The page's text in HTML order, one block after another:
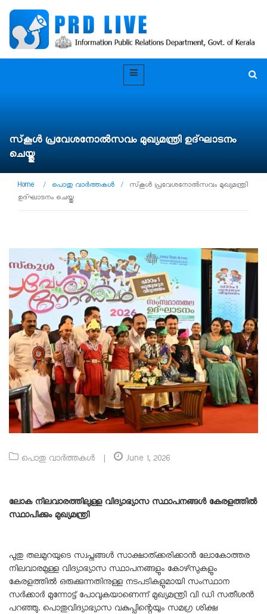
സ്‌കൂൾ പ്രവേശനോൽസവം മുഖ്യമന്ത്രി ഉദ്ഘാടനം
ചെയ്തു
Home / പൊതു വാർത്തകൾ /
സ്‌കൂൾ പ്രവേശനോൽസവം മുഖ്യമന്ത്രി
ഉദ്ഘാടനം ചെയ്തു
പൊതു വാർത്തകൾ June 1, 2026
ലോക നിലവാരത്തിലുള്ള വിദ്യാഭ്യാസ സ്ഥാപനങ്ങൾ കേരളത്തിൽ
സ്ഥാപിക്കും മുഖ്യമന്ത്രി
പുതു തലമുറയുടെ സ്വപ്നങ്ങൾ സാക്ഷാത്ക്കരിക്കാൻ ലോകോത്തര
നിലവാരമുള്ള വിദ്യാഭ്യാസ സ്ഥാപനങ്ങളും കോഴ്‌സുകളും
കേരളത്തിൽ ഒരുക്കുന്നതിനുള്ള നടപടികളുമായി സംസ്ഥാന
സർക്കാർ മുന്നോട്ട് പോവുകയാണെന്ന് മുഖ്യമന്ത്രി വി ഡി സതീശൻ
പറഞ്ഞു. പൊതുവിദ്യാഭ്യാസ വകുപ്പിന്റെയും സമഗ്ര ശിക്ഷ